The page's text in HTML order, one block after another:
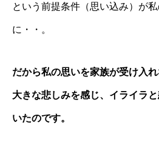
という前提条件（思い込み）が
に・・。
だから私の思いを家族が受け入
大きな悲しみを感じ、イライラ
いたのです。